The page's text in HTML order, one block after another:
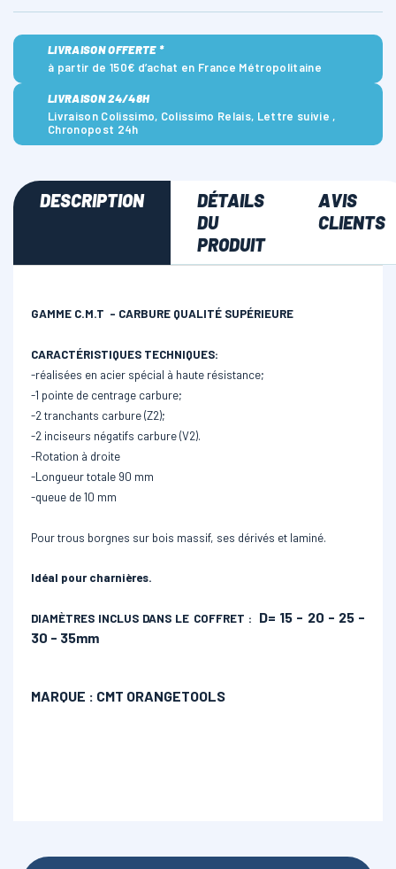
LIVRAISON OFFERTE *
à partir de 150€ d’achat en France Métropolitaine
LIVRAISON 24/48H
Livraison Colissimo, Colissimo Relais, Lettre suivie ,
Chronopost 24h
DESCRIPTION
DÉTAILS
DU
PRODUIT
AVIS
CLIENTS
GAMME C.M.T - CARBURE QUALITÉ SUPÉRIEURE
CARACTÉRISTIQUES TECHNIQUES:
-réalisées en acier spécial à haute résistance;
-1 pointe de centrage carbure;
-2 tranchants carbure (Z2);
-2 inciseurs négatifs carbure (V2).
-Rotation à droite
-Longueur totale 90 mm
-queue de 10 mm
Pour trous borgnes sur bois massif, ses dérivés et laminé.
Idéal pour charnières.
DIAMÈTRES INCLUS DANS LE COFFRET : D= 15 - 20 - 25 -
30 - 35mm
MARQUE : CMT ORANGETOOLS